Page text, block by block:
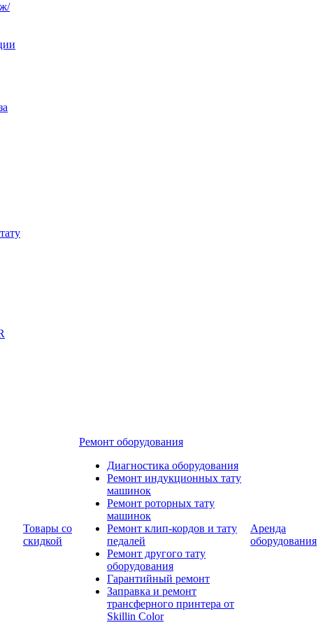
Товары со
скидкой
Ремонт оборудования
Диагностика оборудования
Ремонт индукционных тату
машинок
Ремонт роторных тату
машинок
Ремонт клип-кордов и тату
педалей
Ремонт другого тату
оборудования
Гарантийный ремонт
Заправка и ремонт
трансферного принтера от
Skillin Color
Аренда
оборудования